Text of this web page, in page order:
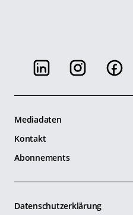
Mediadaten
Kontakt
Abonnements
Datenschutzerklärung